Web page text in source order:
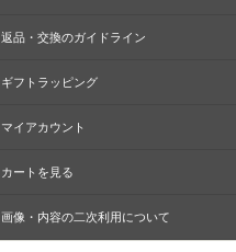
返品・交換のガイドライン
ギフトラッピング
マイアカウント
カートを見る
画像・内容の二次利用について